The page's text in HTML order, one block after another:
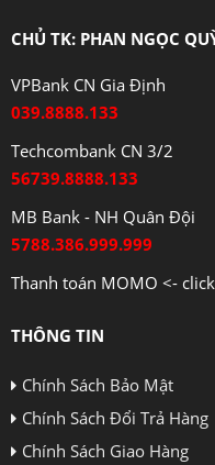
CHỦ TK: PHAN NGỌC
VPBank CN Gia Định
039.8888.133
Techcombank CN 3/2
56739.8888.133
MB Bank - NH Quân Đội
5788.386.999.999
Thanh toán MOMO <-
THÔNG TIN
Chính Sách Bảo Mật
Chính Sách Đổi Trả Hàng
Chính Sách Giao Hàng